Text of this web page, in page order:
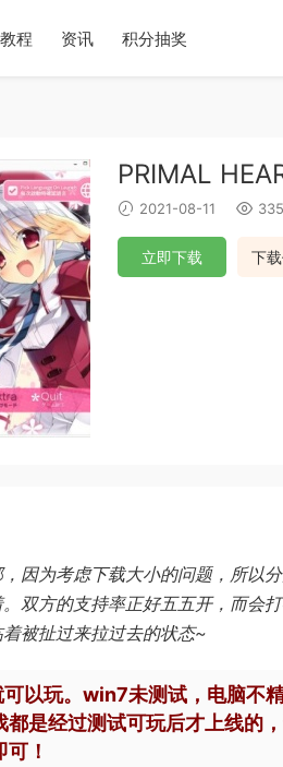
教程 资讯 积分抽奖
PRIMAL
2021-08-11 335
下
立即下载
因为考虑下载大小的问题，所以
双方的支持率正好五五开，而会
被扯过来拉过去的状态~
以玩。win7未测试，电脑不
是经过测试可玩后才上线的
！